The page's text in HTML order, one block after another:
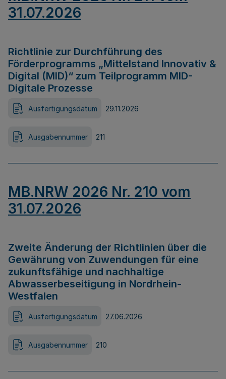
31.07.2026
Richtlinie zur Durchführung des
Förderprogramms „Mittelstand Innovativ &
Digital (MID)“ zum Teilprogramm MID-
Digitale Prozesse
Ausfertigungsdatum 29.11.2026
Ausgabennummer 211
MB.NRW 2026 Nr. 210 vom
31.07.2026
Zweite Änderung der Richtlinien über die
Gewährung von Zuwendungen für eine
zukunftsfähige und nachhaltige
Abwasserbeseitigung in Nordrhein-
Westfalen
Ausfertigungsdatum 27.06.2026
Ausgabennummer 210